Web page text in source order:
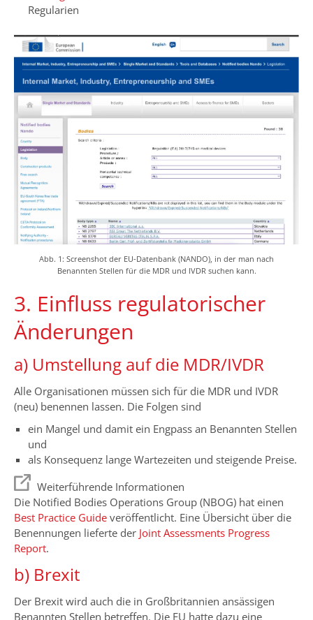
Regularien
Abb. 1: Screenshot der EU-Datenbank (NANDO), in der man nach
Benannten Stellen für die MDR und IVDR suchen kann.
3. Einfluss regulatorischer
Änderungen
a) Umstellung auf die MDR/IVDR
Alle Organisationen müssen sich für die MDR und IVDR
(neu) benennen lassen. Die Folgen sind
ein Mangel und damit ein Engpass an Benannten Stellen
und
als Konsequenz lange Wartezeiten und steigende Preise.
Weiterführende Informationen
Die Notified Bodies Operations Group (NBOG) hat einen
Best Practice Guide veröffentlicht. Eine Übersicht über die
Benennungen lieferte der Joint Assessments Progress
Report.
b) Brexit
Der Brexit wird auch die in Großbritannien ansässigen
Benannten Stellen betreffen. Die EU hatte dazu eine